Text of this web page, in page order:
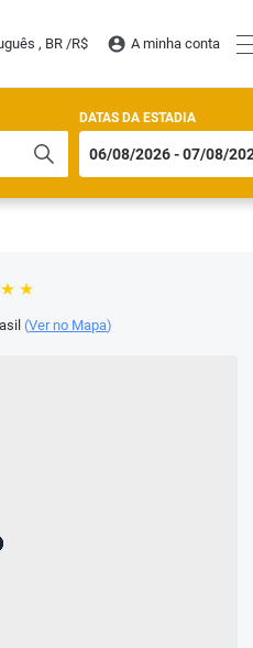
, BR /R$ A minha conta
DATAS DA ESTADIA
(Ver no Mapa)